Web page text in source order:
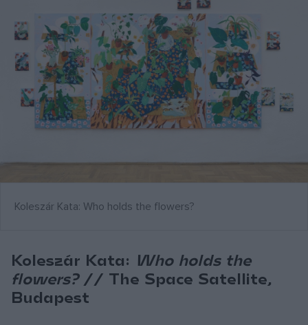
Koleszár Kata: Who holds the flowers?
Koleszár Kata: Who holds the
flowers?// The Space Satellite,
Budapest